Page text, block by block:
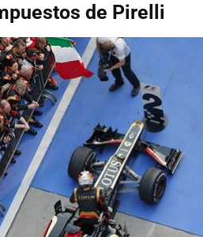
de Pirelli